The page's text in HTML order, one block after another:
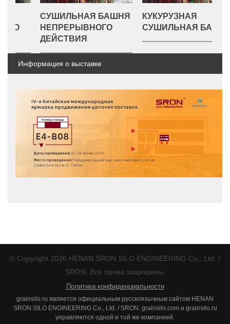
СУШИЛЬНАЯ БАШНЯ
НЕПРЕРЫВНОГО
ДЕЙСТВИЯ
КУКУРУЗНАЯ
СУШИЛЬНАЯ БАШНЯ
Информация о выставке
© Copyright 2026 HENAN SRON SILO ENGINEERING Co., Ltd. /
SRON. Все права защищены.
Политика конфиденциальности
grainsilo.ru является официальным русскоязычным сайтом HENAN
SRON SILO ENGINEERING Co., Ltd. / SRON. grainsilo.com и grainsilo.ru
управляются одной и той же компанией.